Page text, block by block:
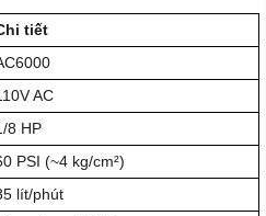
tiết
AC
8 HP
PSI (~4 kg/cm²)
lít/phút